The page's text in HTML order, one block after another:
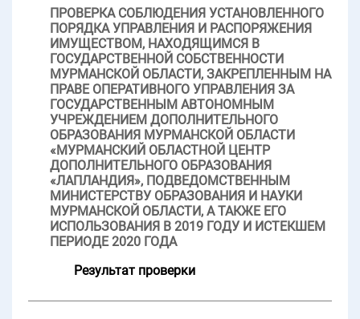
ПРОВЕРКА СОБЛЮДЕНИЯ УСТАНОВЛЕННОГО
ПОРЯДКА УПРАВЛЕНИЯ И РАСПОРЯЖЕНИЯ
ИМУЩЕСТВОМ, НАХОДЯЩИМСЯ В
ГОСУДАРСТВЕННОЙ СОБСТВЕННОСТИ
МУРМАНСКОЙ ОБЛАСТИ, ЗАКРЕПЛЕННЫМ НА
ПРАВЕ ОПЕРАТИВНОГО УПРАВЛЕНИЯ ЗА
ГОСУДАРСТВЕННЫМ АВТОНОМНЫМ
УЧРЕЖДЕНИЕМ ДОПОЛНИТЕЛЬНОГО
ОБРАЗОВАНИЯ МУРМАНСКОЙ ОБЛАСТИ
«МУРМАНСКИЙ ОБЛАСТНОЙ ЦЕНТР
ДОПОЛНИТЕЛЬНОГО ОБРАЗОВАНИЯ
«ЛАПЛАНДИЯ», ПОДВЕДОМСТВЕННЫМ
МИНИСТЕРСТВУ ОБРАЗОВАНИЯ И НАУКИ
МУРМАНСКОЙ ОБЛАСТИ, А ТАКЖЕ ЕГО
ИСПОЛЬЗОВАНИЯ В 2019 ГОДУ И ИСТЕКШЕМ
ПЕРИОДЕ 2020 ГОДА
Результат проверки